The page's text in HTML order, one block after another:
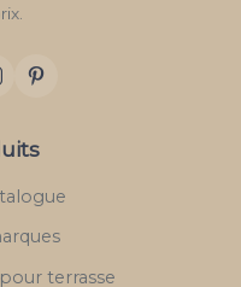
terrasse